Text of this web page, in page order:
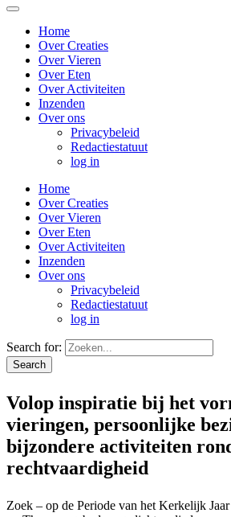
Home
Over Creaties
Over Vieren
Over Eten
Over Activiteiten
Inzenden
Over ons
Privacybeleid
Redactiestatuut
log in
Home
Over Creaties
Over Vieren
Over Eten
Over Activiteiten
Inzenden
Over ons
Privacybeleid
Redactiestatuut
log in
Search for:
Volop inspiratie bij het
vieringen, persoonlijke
bijzondere activiteiten
rechtvaardigheid
Zoek – op de Periode van het Kerkelijk